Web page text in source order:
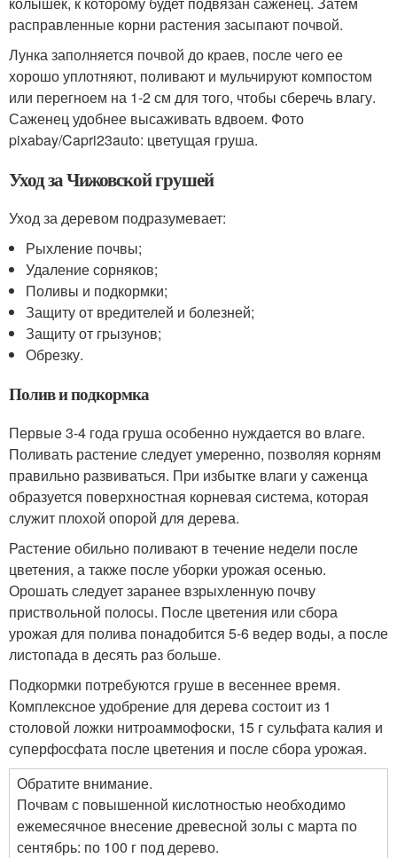
расправленные корни растения засыпают почвой.
Лунка заполняется почвой до краев, после чего ее
хорошо уплотняют, поливают и мульчируют компостом
или перегноем на 1-2 см для того, чтобы сберечь влагу.
Саженец удобнее высаживать вдвоем. Фото
pixabay/Capri23auto: цветущая груша.
Уход за Чижовской грушей
Уход за деревом подразумевает:
Рыхление почвы;
Удаление сорняков;
Поливы и подкормки;
Защиту от вредителей и болезней;
Защиту от грызунов;
Обрезку.
Полив и подкормка
Первые 3-4 года груша особенно нуждается во влаге.
Поливать растение следует умеренно, позволяя корням
правильно развиваться. При избытке влаги у саженца
образуется поверхностная корневая система, которая
служит плохой опорой для дерева.
Растение обильно поливают в течение недели после
цветения, а также после уборки урожая осенью.
Орошать следует заранее взрыхленную почву
приствольной полосы. После цветения или сбора
урожая для полива понадобится 5-6 ведер воды, а после
листопада в десять раз больше.
Подкормки потребуются груше в весеннее время.
Комплексное удобрение для дерева состоит из 1
столовой ложки нитроаммофоски, 15 г сульфата калия и
суперфосфата после цветения и после сбора урожая.
Обратите внимание.
Почвам с повышенной кислотностью необходимо
ежемесячное внесение древесной золы с марта по
сентябрь: по 100 г под дерево.